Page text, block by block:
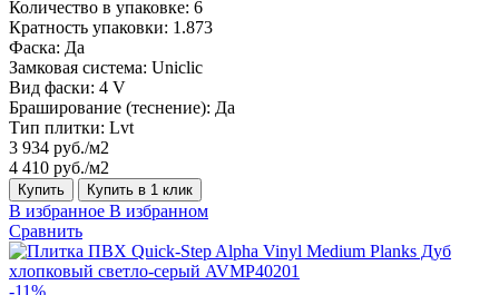
Количество в упаковке: 6
Кратность упаковки: 1.873
Фаска: Да
Замковая система: Uniclic
Вид фаски: 4 V
Браширование (теснение): Да
Тип плитки: Lvt
3 934 руб./м2
4 410 руб./м2
Купить Купить в 1 клик
В избранное В избранном
Сравнить
-11%